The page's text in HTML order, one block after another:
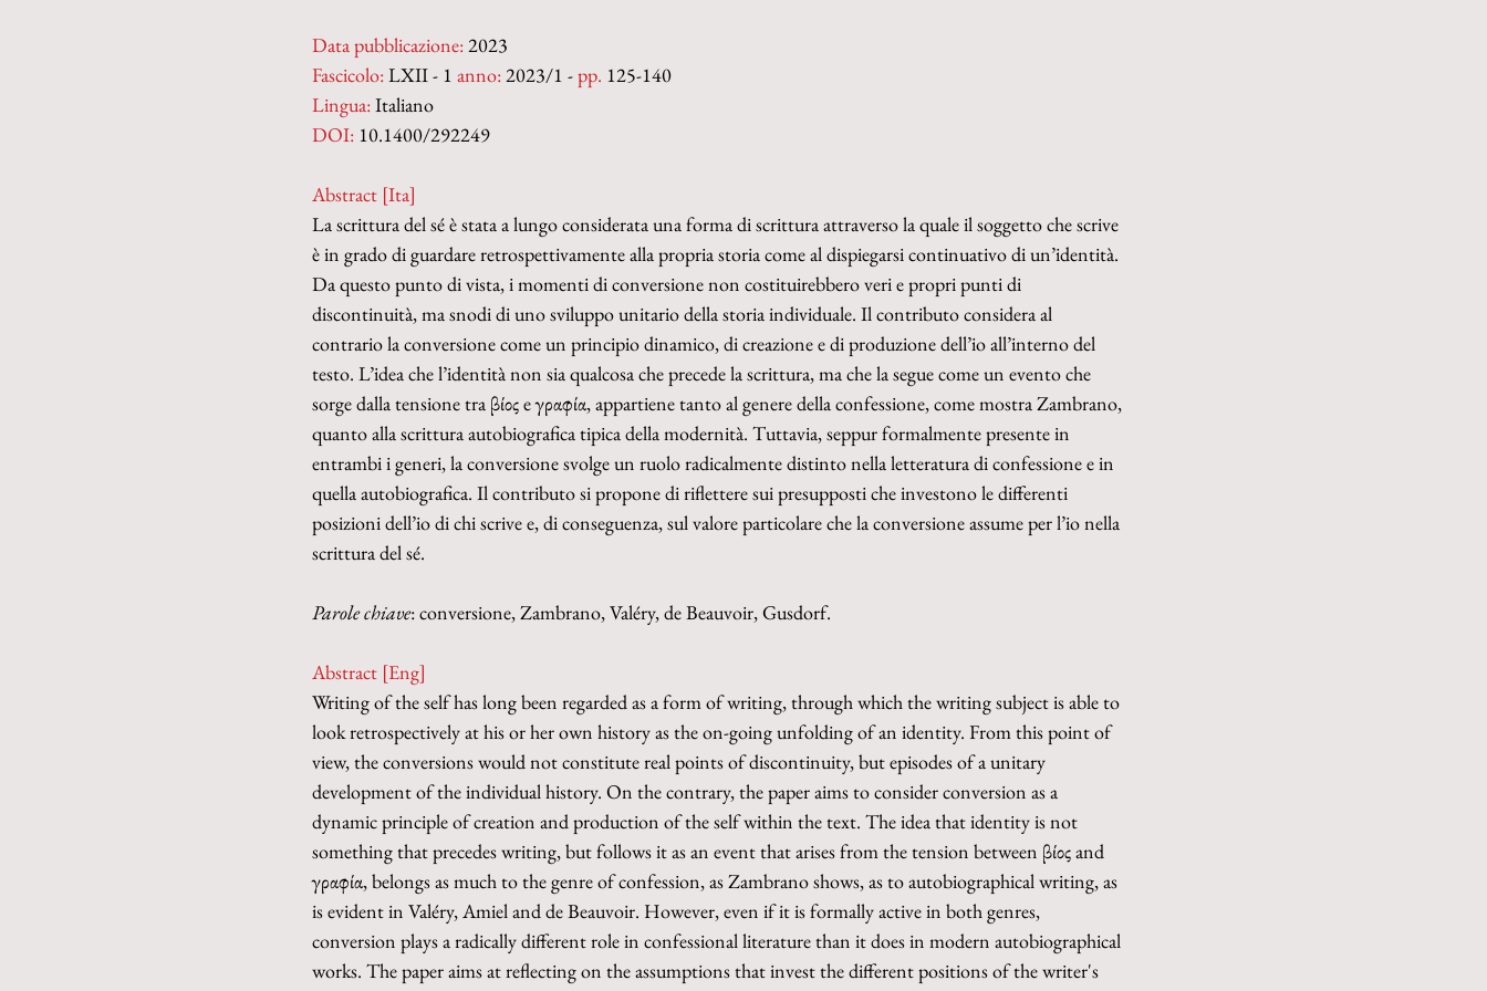
Data pubblicazione: 2023
Fascicolo: LXII - 1 anno: 2023/1 - pp. 125-140
Lingua: Italiano
DOI: 10.1400/292249
Abstract [Ita]
La scrittura del sé è stata a lungo considerata una forma di scrittura attraverso la quale il soggetto che scrive
è in grado di guardare retrospettivamente alla propria storia come al dispiegarsi continuativo di un’identità.
Da questo punto di vista, i momenti di conversione non costituirebbero veri e propri punti di
discontinuità, ma snodi di uno sviluppo unitario della storia individuale. Il contributo considera al
contrario la conversione come un principio dinamico, di creazione e di produzione dell’io all’interno del
testo. L’idea che l’identità non sia qualcosa che precede la scrittura, ma che la segue come un evento che
sorge dalla tensione tra βίος e γραφία, appartiene tanto al genere della confessione, come mostra Zambrano,
quanto alla scrittura autobiografica tipica della modernità. Tuttavia, seppur formalmente presente in
entrambi i generi, la conversione svolge un ruolo radicalmente distinto nella letteratura di confessione e in
quella autobiografica. Il contributo si propone di riflettere sui presupposti che investono le differenti
posizioni dell’io di chi scrive e, di conseguenza, sul valore particolare che la conversione assume per l’io nella
scrittura del sé.
Parole chiave: conversione, Zambrano, Valéry, de Beauvoir, Gusdorf.
Abstract [Eng]
Writing of the self has long been regarded as a form of writing, through which the writing subject is able to
look retrospectively at his or her own history as the on-going unfolding of an identity. From this point of
view, the conversions would not constitute real points of discontinuity, but episodes of a unitary
development of the individual history. On the contrary, the paper aims to consider conversion as a
dynamic principle of creation and production of the self within the text. The idea that identity is not
something that precedes writing, but follows it as an event that arises from the tension between βίος and
γραφία, belongs as much to the genre of confession, as Zambrano shows, as to autobiographical writing, as
is evident in Valéry, Amiel and de Beauvoir. However, even if it is formally active in both genres,
conversion plays a radically different role in confessional literature than it does in modern autobiographical
works. The paper aims at reflecting on the assumptions that invest the different positions of the writer's